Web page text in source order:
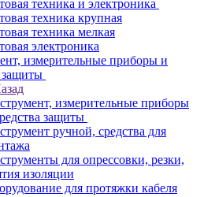
техника и электроника
техника крупная
техника мелкая
электроника
измерительные приборы и
защиты
измерительные приборы
защиты
ручной, средства для
для опрессовки, резки,
изоляции
для протяжки кабеля